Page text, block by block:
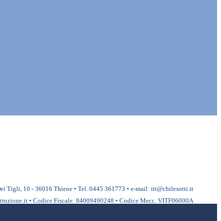
Tigli, 10 - 36016 Thiene • Tel. 0445 361773 • e-mail: itt@chilesotti.it
• Codice Fiscale: 84009490248 • Codice Mecc. VITF06000A